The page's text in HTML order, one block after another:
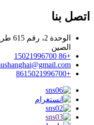
اتصل بنا
الصين
+86 15021996700
+8615021996700